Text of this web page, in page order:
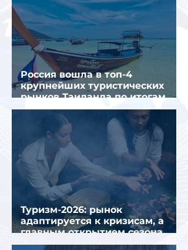
Россия вошла в топ-4
крупнейших туристических
рынков Таиланда по итогам
семи месяцев 2026 года
Туризм-2026: рынок
адаптируется к кризисам, а
главным открытием сезона
стал Вьетнам